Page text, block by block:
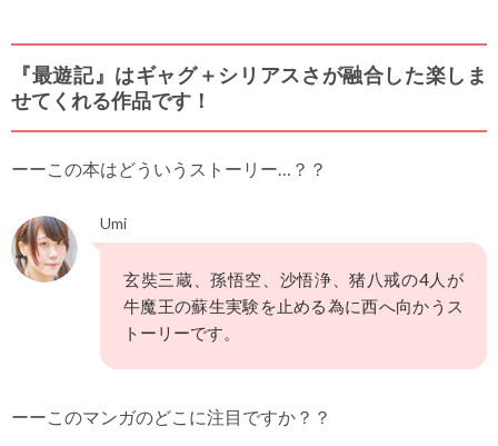
『最遊記』はギャグ＋シリアスさが融合した楽しま
せてくれる作品です！
ーーこの本はどういうストーリー…？？
Umi
玄奘三蔵、孫悟空、沙悟浄、猪八戒の4人が
牛魔王の蘇生実験を止める為に西へ向かうス
トーリーです。
ーーこのマンガのどこに注目ですか？？